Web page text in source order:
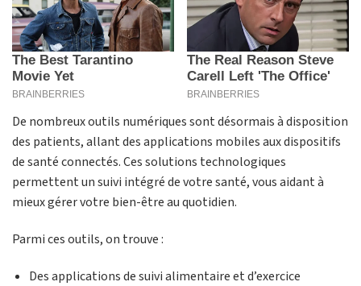
De nombreux outils numériques sont désormais à disposition
des patients, allant des applications mobiles aux dispositifs
de santé connectés. Ces solutions technologiques
permettent un suivi intégré de votre santé, vous aidant à
mieux gérer votre bien-être au quotidien.
Parmi ces outils, on trouve :
Des applications de suivi alimentaire et d’exercice